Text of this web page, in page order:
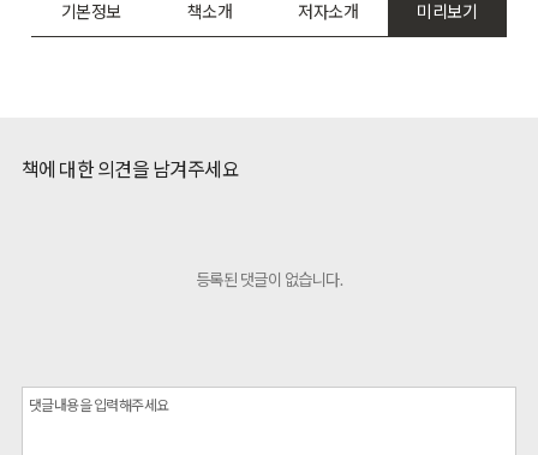
기본정보 책소개 저자소개 미리보기
책에 대한 의견을 남겨주세요
등록된 댓글이 없습니다.